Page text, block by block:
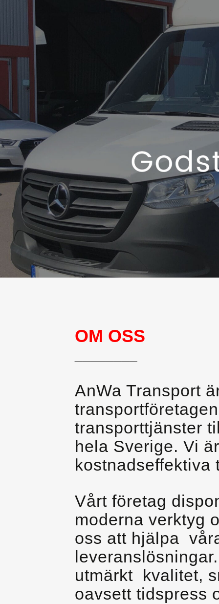
OM OSS
AnWa Transport
transporttjänster
hela Sverige. Vi
kostnadseffektiva
Vårt företag
moderna verktyg
oss att hjälpa
utmärkt kvalitet,
oavsett tidspress